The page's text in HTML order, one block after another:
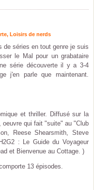
, Loisirs de nerds
de séries en tout genre je suis
le Mal pour un grabataire
série découverte il y a 3-4
j'en parle que maintenant.
et thriller. Diffusé sur la
oeuvre qui fait "suite" au "Club
Reese Shearsmith, Steve
: Le Guide du Voyageur
et Bienvenue au Cottage. )
13 épisodes.